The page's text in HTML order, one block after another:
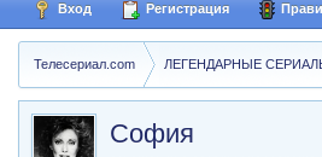
Вход Регистрация
Телесериал.com ЛЕГЕНДАРНЫЕ
София